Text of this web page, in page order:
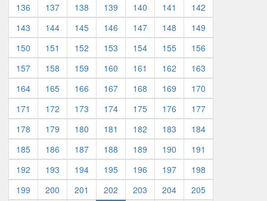
136
137 138 139 140 141
142
143
144 145 146 147 148
149
150
151 152 153 154 155
156
157
158 159 160 161 162
163
164
165 166 167 168 169
170
171
172 173 174 175 176
177
178
179 180 181 182 183
184
185
186 187 188 189 190
191
192
193 194 195 196 197
198
199
200 201 202 203 204
205